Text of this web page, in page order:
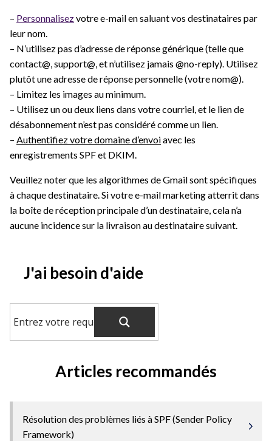
– Personnalisezvotre e-mail en saluant vos destinataires par
leur nom.
– N’utilisez pas d’adresse de réponse générique (telle que
contact@, support@, et n’utilisez jamais @no-reply). Utilisez
plutôt une adresse de réponse personnelle (votre nom@).
– Limitez les images au minimum.
– Utilisez un ou deux liens dans votre courriel, et le lien de
désabonnement n’est pas considéré comme un lien.
– Authentifiez votre domaine d’envoiavec les
enregistrements SPF et DKIM.
Veuillez noter que les algorithmes de Gmail sont spécifiques
à chaque destinataire. Si votre e-mail marketing atterrit dans
la boîte de réception principale d’un destinataire, cela n’a
aucune incidence sur la livraison au destinataire suivant.
J'ai besoin d'aide
Articles recommandés
Résolution des problèmes liés à SPF (Sender Policy
Framework)